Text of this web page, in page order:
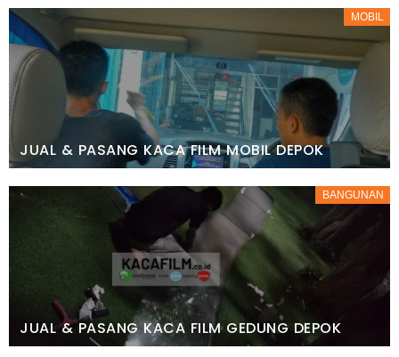
MOBIL
JUAL & PASANG KACA FILM MOBIL DEPOK
BANGUNAN
JUAL & PASANG KACA FILM GEDUNG DEPOK